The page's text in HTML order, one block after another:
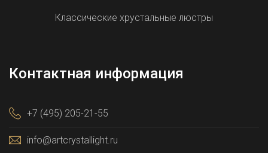
Классические хрустальные люстры
Контактная информация
+7 (495) 205-21-55
info@artcrystallight.ru